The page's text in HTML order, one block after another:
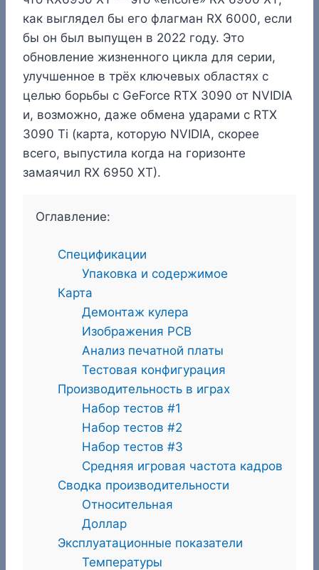
как выглядел бы его флагман RX 6000, если
бы он был выпущен в 2022 году. Это
обновление жизненного цикла для серии,
улучшенное в трёх ключевых областях с
целью борьбы с GeForce RTX 3090 от NVIDIA
и, возможно, даже обмена ударами с RTX
3090 Ti (карта, которую NVIDIA, скорее
всего, выпустила когда на горизонте
замаячил RX 6950 XT).
Оглавление:
Спецификации
Упаковка и содержимое
Карта
Демонтаж кулера
Изображения PCB
Анализ печатной платы
Тестовая конфигурация
Производительность в играх
Набор тестов #1
Набор тестов #2
Набор тестов #3
Средняя игровая частота кадров
Сводка производительности
Относительная
Доллар
Эксплуатационные показатели
Температуры